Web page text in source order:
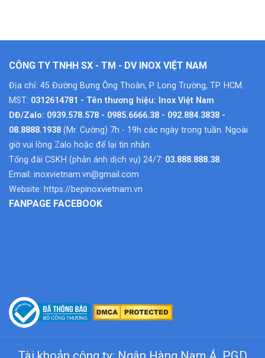
CÔNG TY TNHH SX - TM - DV INOX VIỆT NAM
Địa chỉ: 45 Đường Bưng Ông Thoàn, P. Long Trường, TP. HCM.
MST: 0312614781 - Tên thương hiệu: Inox Việt Nam
DĐ/Zalo: 0939.578.578 - 0985.6666.38 - 092.884.3838 -
08.8888.1938 (Mr. Cường) 7h - 19h các ngày trong tuần. Ngoài
giờ vui lòng Zalo hoặc để lại tin nhắn.
Tổng đài CSKH (phản ánh dịch vụ) 24/7: 03.888.888.38.
Email: inoxvietnam.vn@gmail.com
Website: https://bepinoxvietnam.vn
FANPAGE FACEBOOK